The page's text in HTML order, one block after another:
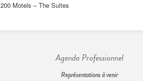
200 Motels – The Suites
Agenda Professionnel
Représentations à venir